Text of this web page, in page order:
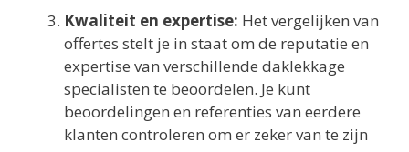
Kwaliteit en expertise: Het vergelijken van
offertes stelt je in staat om de reputatie en
expertise van verschillende daklekkage
specialisten te beoordelen. Je kunt
beoordelingen en referenties van eerdere
klanten controleren om er zeker van te zijn